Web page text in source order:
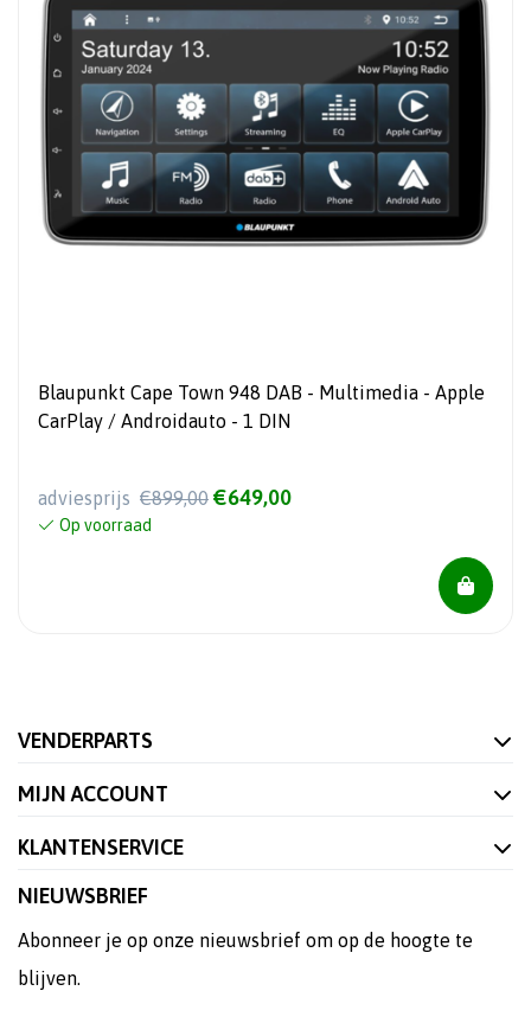
Blaupunkt Cape Town 948 DAB - Multimedia - Apple
CarPlay / Androidauto - 1 DIN
adviesprijs €899,00 €649,00
Op voorraad
VENDERPARTS
MIJN ACCOUNT
KLANTENSERVICE
NIEUWSBRIEF
Abonneer je op onze nieuwsbrief om op de hoogte te
blijven.